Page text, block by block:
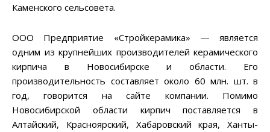
Каменского сельсовета.
ООО Предприятие «Стройкерамика» — является
одним из крупнейших производителей керамического
кирпича в Новосибирске и области. Его
производительность составляет около 60 млн. шт. в
год, говорится на сайте компании. Помимо
Новосибирской области кирпич поставляется в
Алтайский, Красноярский, Хабаровский края, Ханты-